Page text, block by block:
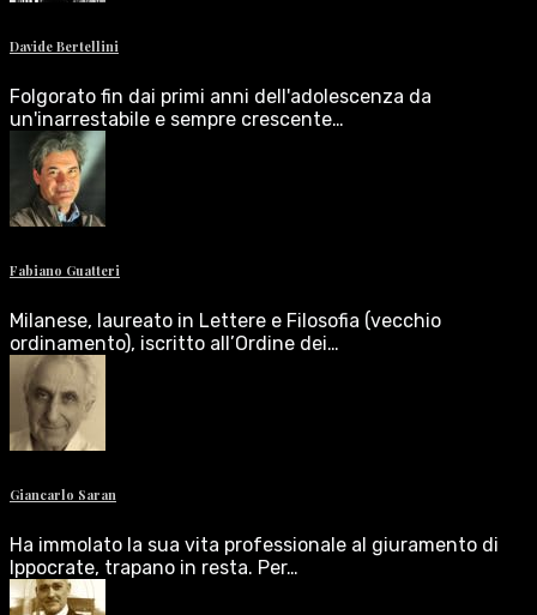
Davide Bertellini
Folgorato fin dai primi anni dell'adolescenza da
un'inarrestabile e sempre crescente…
Fabiano Guatteri
Milanese, laureato in Lettere e Filosofia (vecchio
ordinamento), iscritto all’Ordine dei…
Giancarlo Saran
Ha immolato la sua vita professionale al giuramento di
Ippocrate, trapano in resta. Per…